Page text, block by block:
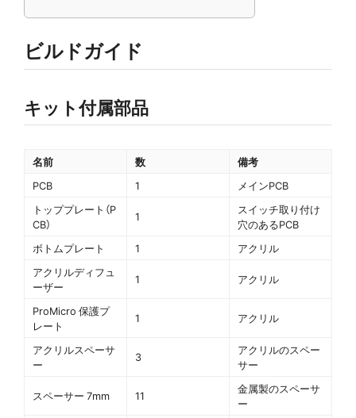
ビルドガイド
キット付属部品
名前 数
備考
PCB
1
メインPCB
トッププレート（P
CB）
1
スイッチ取り付け
穴のあるPCB
ボトムプレート
1
アクリル
アクリルディフュ
ーザー
1 アクリル
ProMicro 保護プ
レート
1 アクリル
アクリルスペーサ
ー
3
アクリルのスペー
サー
スペーサー 7mm 11
金属製のスペーサ
ー